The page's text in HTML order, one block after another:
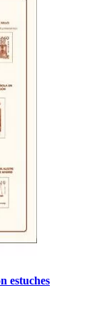
estuches